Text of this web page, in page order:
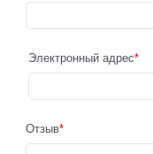
Электронный адрес
Отзыв